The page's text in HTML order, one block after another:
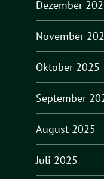
Dezember
November
Oktober 2025
September
August 2025
Juli 2025